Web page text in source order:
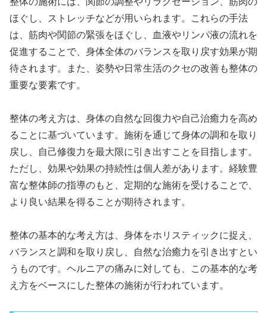
ほぐし、ストレッチなどが用いられます。これらの手法
は、筋肉や関節の緊張をほぐし、血液やリンパ液の流れを
促進することで、身体全体のバランスを取り戻す効果が期
待されます。また、姿勢や日常生活のクセの改善も整体の
重要な要素です。
整体の考え方は、身体の自然な回復力や自己治癒力を高め
ることに基づいています。施術を通じて身体の調和を取り
戻し、自己修復力を最大限に引き出すことを目指します。
ただし、効果や効果の持続性は個人差があります。経験豊
富な整体師の指導のもと、定期的な施術を受けることで、
より良い結果を得ることが期待されます。
整体の基本的な考え方は、身体をホリスティックに捉え、
バランスと調和を取り戻し、自然な治癒力を引き出すとい
うものです。ヘルニアの痛みに対しても、この基本的な考
え方をベースにした整体の施術が行われています。